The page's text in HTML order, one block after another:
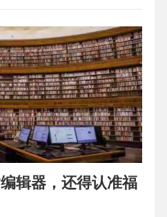
辑器，还得认准福